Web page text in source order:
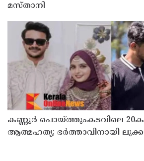
മസ്താനി
കണ്ണൂർ പൊയ്ത്തുംകടവിലെ
ആത്മഹത്യ; ഭർത്താവിനായി